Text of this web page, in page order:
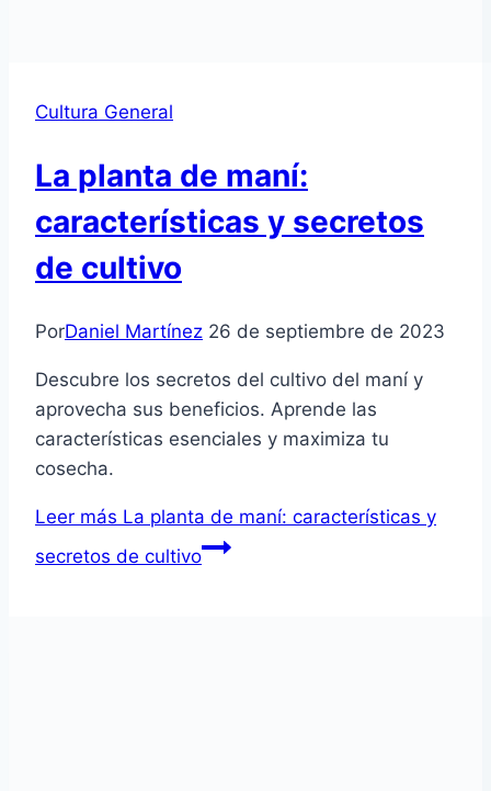
Cultura General
La planta de maní:
características y secretos
de cultivo
PorDaniel Martínez 26 de septiembre de 2023
Descubre los secretos del cultivo del maní y
aprovecha sus beneficios. Aprende las
características esenciales y maximiza tu
cosecha.
Leer más La planta de maní: características y
secretos de cultivo